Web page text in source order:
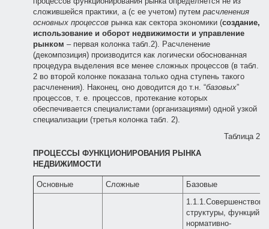
сложившейся практики, а (с ее учетом) путем расчленения
основных процессов рынка как сектора экономики (создание,
использование и оборот недвижимости и управление
рынком – первая колонка табл.2). Расчленение
(декомпозиция) производится как логически обоснованная
процедура выделения все менее сложных процессов (в табл.
2 во второй колонке показана только одна ступень такого
расчленения). Наконец, оно доводится до т.н. “базовых”
процессов, т. е. процессов, протекание которых
обеспечивается специалистами (организациями) одной узкой
специализации (третья колонка табл. 2).
Таблица 2
ПРОЦЕССЫ ФУНКЦИОНИРОВАНИЯ РЫНКА
НЕДВИЖИМОСТИ
Основные Сложные Базовые
структуры, функций,
нормативно-